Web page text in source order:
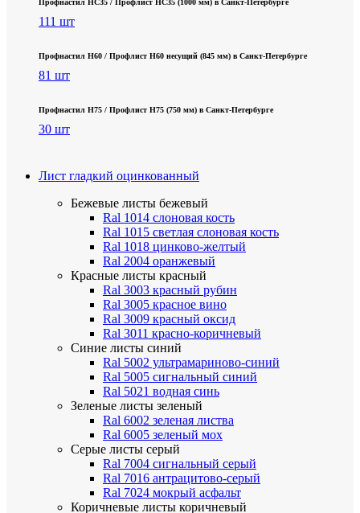
Профнастил НС35 / Профлист НС35 (1000 мм) в Санкт‑Петербурге
111 шт
Профнастил Н60 / Профлист Н60 несущий (845 мм) в Санкт-Петербурге
81 шт
Профнастил Н75 / Профлист Н75 (750 мм) в Санкт-Петербурге
30 шт
Лист гладкий оцинкованный
Бежевые листы бежевый
Ral 1014 слоновая кость
Ral 1015 светлая слоновая кость
Ral 1018 цинково-желтый
Ral 2004 оранжевый
Красные листы красный
Ral 3003 красный рубин
Ral 3005 красное вино
Ral 3009 красный оксид
Ral 3011 красно-коричневый
Синие листы синий
Ral 5002 ультрамариново-синий
Ral 5005 сигнальный синий
Ral 5021 водная синь
Зеленые листы зеленый
Ral 6002 зеленая листва
Ral 6005 зеленый мох
Серые листы серый
Ral 7004 сигнальный серый
Ral 7016 антрацитово-серый
Ral 7024 мокрый асфальт
Коричневые листы коричневый